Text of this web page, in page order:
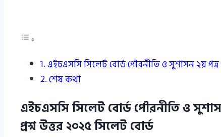
এইচএসসি সিলেট বোর্ড পৌরনীতি ও সুশাসন ২য়
শেষ কথা
এইচএসসি সিলেট বোর্ড পৌরনীতি ও
প্রশ্ন উত্তর ২০২৫ সিলেট বোর্ড